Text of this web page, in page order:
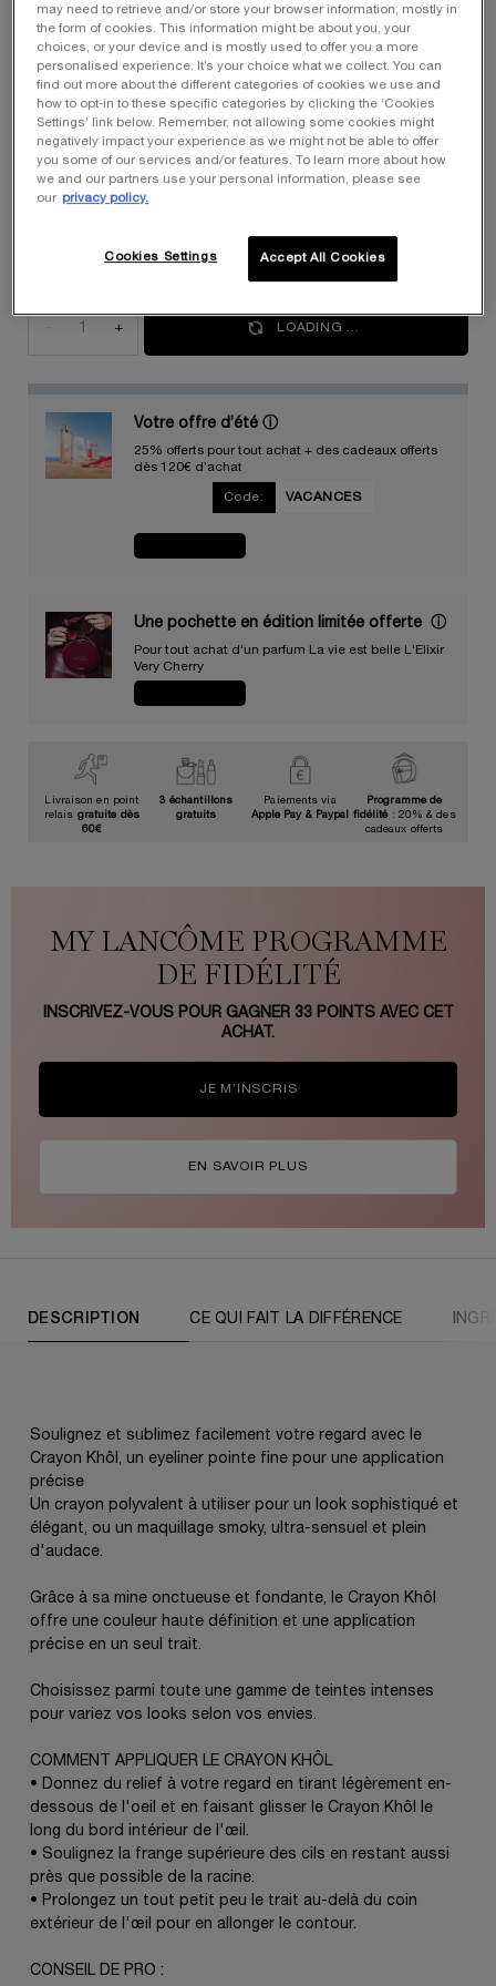
Sélectionnez un/une couleur pour Crayon Khôl
028 Brun
Sélectionner une Couleur
Tout voir Gris à Noir Beige à Brun
+ LOADING ...
Votre offre d’été ⓘ
25% offerts pour tout achat + des cadeaux offerts
dès 120€ d’achat
Code: VACANCES
Une pochette en édition limitée offerte​ ​ ⓘ
Pour tout achat d'un parfum La vie est belle L'Elixir
Very Cherry​
Livraison en point
relais gratuite dès
60€
3 échantillons
gratuits
Paiements via
Apple Pay & Paypal
Programme de
fidélité : 20% & des
cadeaux offerts
MY LANCÔME PROGRAMME
DE FIDÉLITÉ
INSCRIVEZ-VOUS POUR GAGNER 33POINTS AVEC CET
ACHAT.
JE M’INSCRIS
EN SAVOIR PLUS
DESCRIPTION CE QUI FAIT LA DIFFÉRENCE
Soulignez et sublimez facilement votre regard avec le
Crayon Khôl, un eyeliner pointe fine pour une application
précise
Un crayon polyvalent à utiliser pour un look sophistiqué et
élégant, ou un maquillage smoky, ultra-sensuel et plein
d'audace.
Grâce à sa mine onctueuse et fondante, le Crayon Khôl
offre une couleur haute définition et une application
précise en un seul trait.
Choisissez parmi toute une gamme de teintes intenses
pour variez vos looks selon vos envies.
COMMENT APPLIQUER LE CRAYON KHÔL
• Donnez du relief à votre regard en tirant légèrement en-
dessous de l'oeil et en faisant glisser le Crayon Khôl le
long du bord intérieur de l'œil.
• Soulignez la frange supérieure des cils en restant aussi
près que possible de la racine.
• Prolongez un tout petit peu le trait au-delà du coin
extérieur de l'œil pour en allonger le contour.
CONSEIL DE PRO :
may need to retrieve and/or store your browser information, mostly in
the form of cookies. This information might be about you, your
choices, or your device and is mostly used to offer you a more
personalised experience. It’s your choice what we collect. You can
find out more about the different categories of cookies we use and
how to opt-in to these specific categories by clicking the ‘Cookies
Settings’ link below. Remember, not allowing some cookies might
negatively impact your experience as we might not be able to offer
you some of our services and/or features. To learn more about how
we and our partners use your personal information, please see
our privacy policy.
Cookies Settings Accept All Cookies